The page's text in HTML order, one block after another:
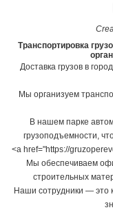
Транспортировка
Доставка грузов в
Мы организуем
В нашем парке
грузоподъемности,
<a href="https://
Мы обеспечиваем
строительных
Наши сотрудники —